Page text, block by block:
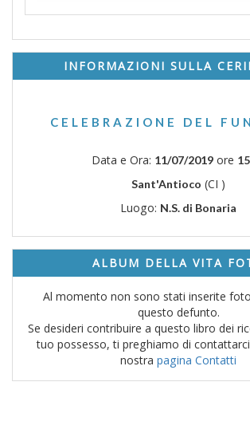
INFORMAZIONI SULLA
CELEBRAZIONE DEL
Data e Ora: 11/07/2019ore
Sant'Antioco (CI )
Luogo: N.S. di Bonaria
ALBUM DELLA VITA
Al momento non sono stati inserite
questo defunto.
Se desideri contribuire a questo libro dei
tuo possesso, ti preghiamo di
nostra pagina Contatti